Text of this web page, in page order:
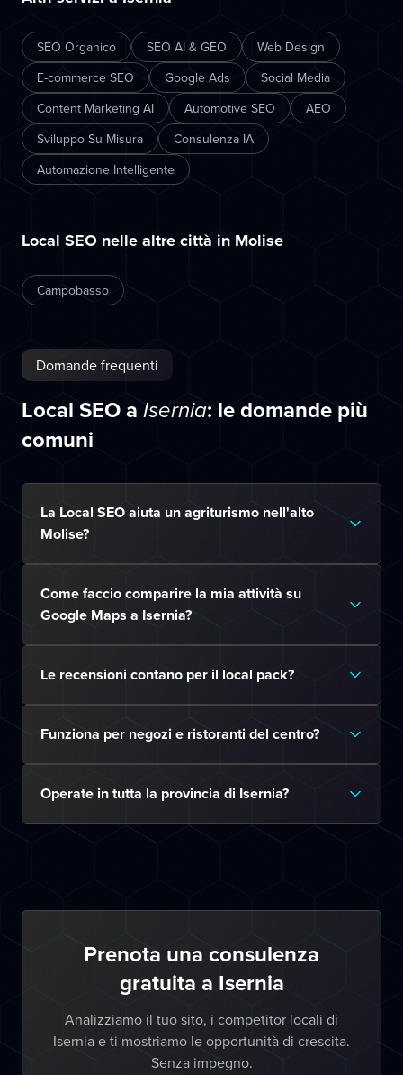
SEO Organico SEO AI & GEO
Web Design
E-commerce SEO
Google Ads
Social Media
Content Marketing AI
Automotive SEO
AEO
Sviluppo Su Misura
Consulenza IA
Automazione Intelligente
Local SEO nelle altre città in Molise
Campobasso
Domande frequenti
Local SEO aIsernia: le domande più
comuni
La Local SEO aiuta un agriturismo nell'alto
Molise?
Come faccio comparire la mia attività su
Google Maps a Isernia?
Le recensioni contano per il local pack?
Funziona per negozi e ristoranti del centro?
Operate in tutta la provincia di Isernia?
Prenota una consulenza
gratuita a Isernia
Analizziamo il tuo sito, i competitor locali di
Isernia e ti mostriamo le opportunità di crescita.
Senza impegno.